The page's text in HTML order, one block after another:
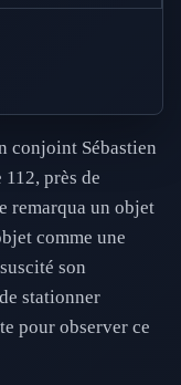
conjoint Sébastien
près de
remarqua un objet
comme une
son
stationner
pour observer ce